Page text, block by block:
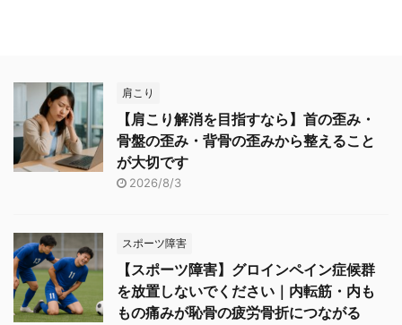
肩こり
【肩こり解消を目指すなら】首の歪み・
骨盤の歪み・背骨の歪みから整えること
が大切です
2026/8/3
スポーツ障害
【スポーツ障害】グロインペイン症候群
を放置しないでください｜内転筋・内も
もの痛みが恥骨の疲労骨折につながる